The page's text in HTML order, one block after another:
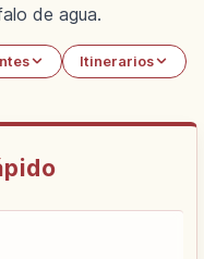
de agua.
Itinerarios